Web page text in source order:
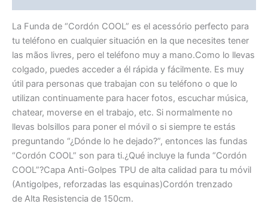
La Funda de “Cordón COOL” es el acessório perfecto para
tu teléfono en cualquier situación en la que necesites tener
las mãos livres, pero el teléfono muy a mano.Como lo llevas
colgado, puedes acceder a él rápida y fácilmente. Es muy
útil para personas que trabajan con su teléfono o que lo
utilizan continuamente para hacer fotos, escuchar música,
chatear, moverse en el trabajo, etc. Si normalmente no
llevas bolsillos para poner el móvil o si siempre te estás
preguntando “¿Dónde lo he dejado?”, entonces las fundas
“Cordón COOL” son para ti.¿Qué incluye la funda “Cordón
COOL”?Capa Anti-Golpes TPU de alta calidad para tu móvil
(Antigolpes, reforzadas las esquinas)Cordón trenzado
de Alta Resistencia de 150cm.